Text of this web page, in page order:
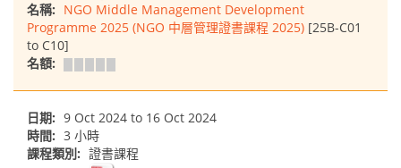
名稱: NGO Middle Management Development
Programme 2025 (NGO 中層管理證書課程 2025) [25B-C01
to C10]
名額:
日期: 9 Oct 2024 to 16 Oct 2024
時間: 3 小時
課程類別: 證書課程